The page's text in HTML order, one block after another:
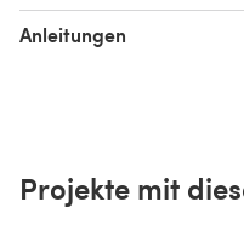
Anleitungen
Projekte mit